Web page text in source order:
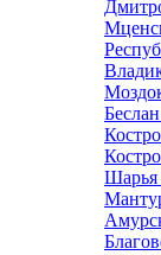
Беслан
Шарья